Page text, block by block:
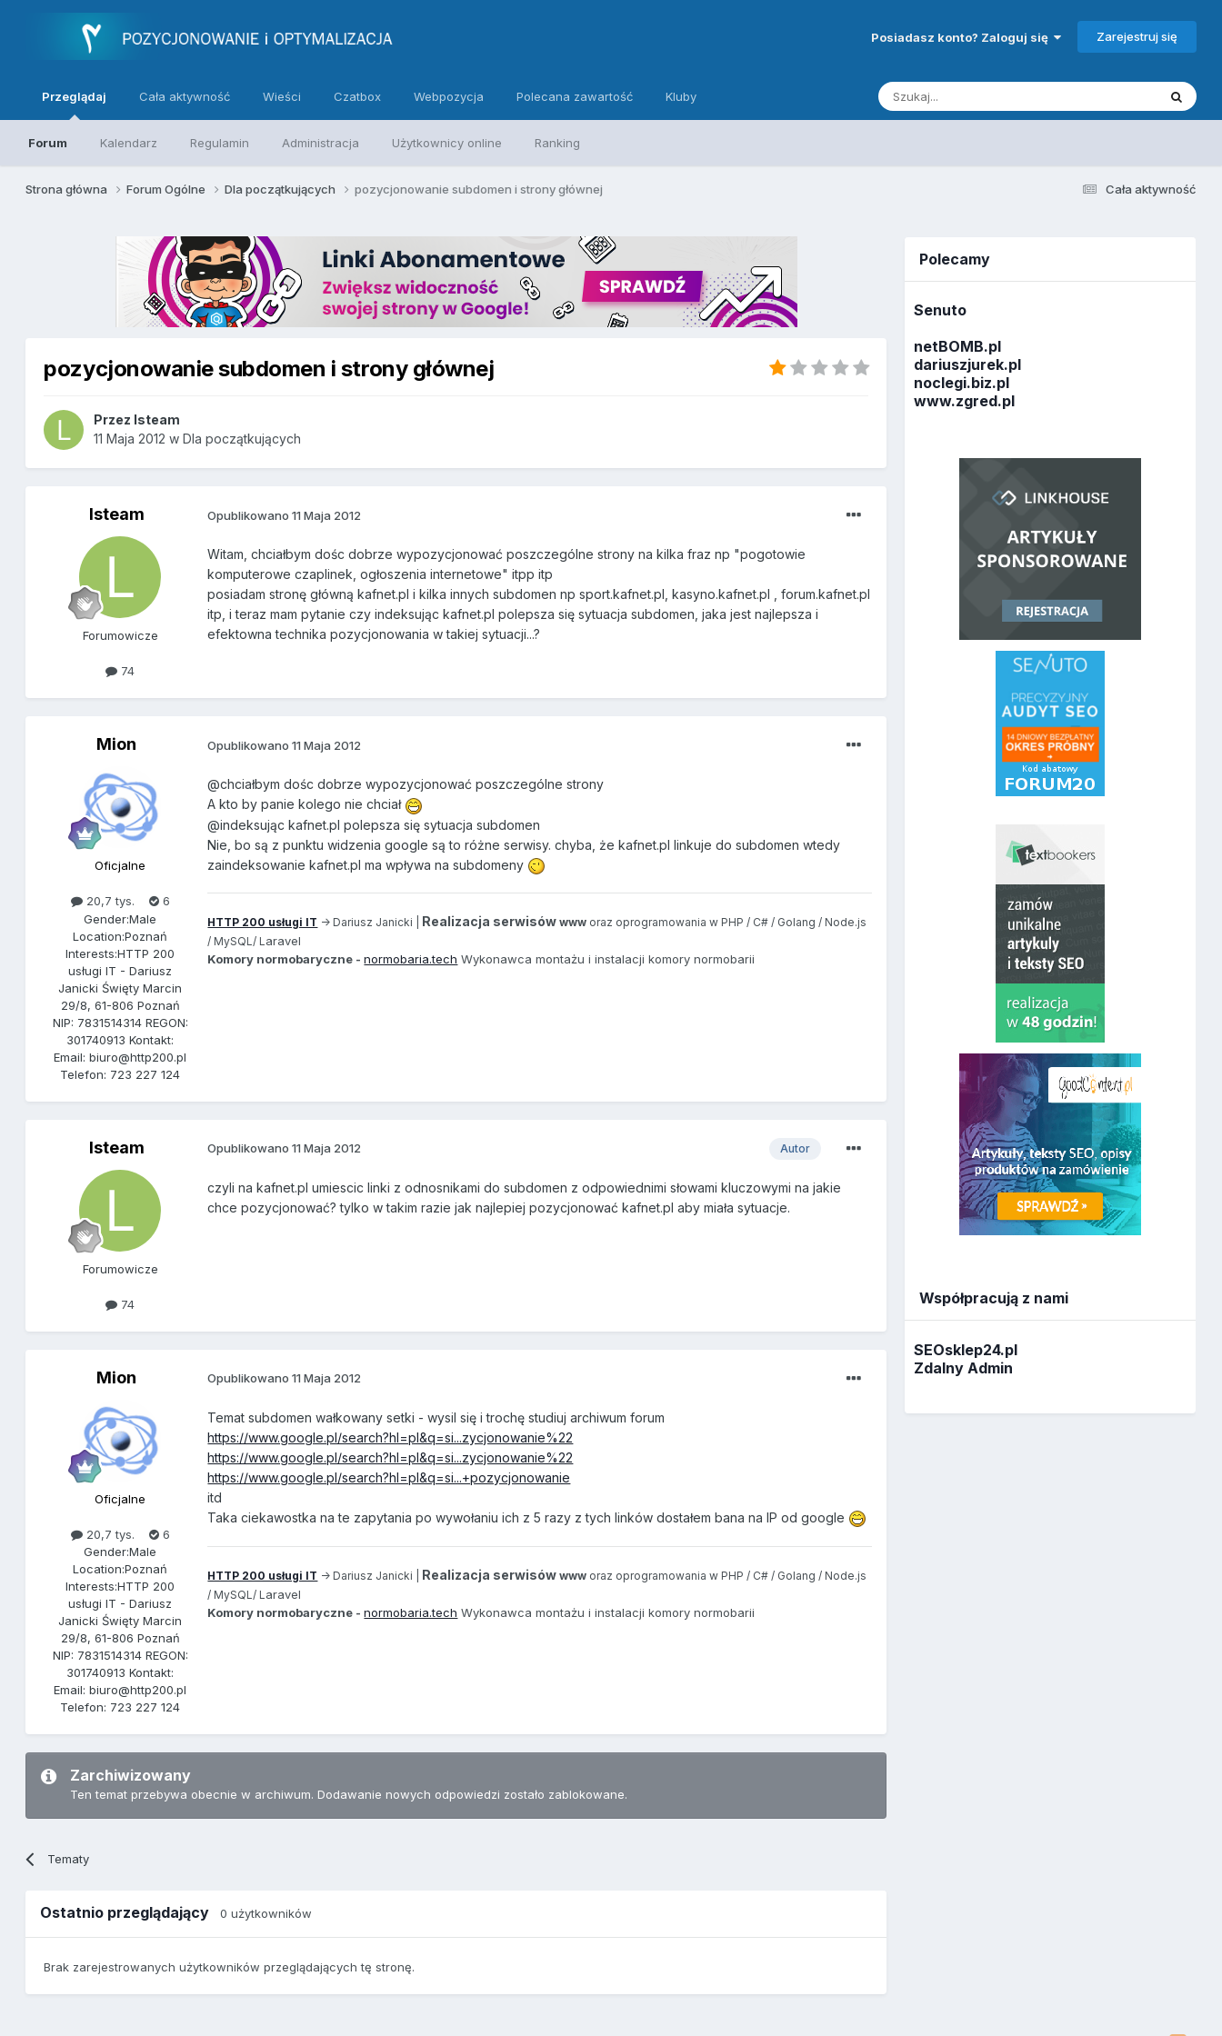
Posiadasz konto? Zaloguj się Zarejestruj się
Przeglądaj
Forum Kalendarz Regulamin Administracja Użytkownicy online Ranking
Cała aktywność Wieści Czatbox Webpozycja Polecana zawartość Kluby
Cała aktywność
Strona główna Forum Ogólne Dla początkujących pozycjonowanie subdomen i strony głównej
pozycjonowanie subdomen i strony głównej
Przez lsteam
11 Maja 2012 wDla początkujących
lsteam
Forumowicze
74
Opublikowano11 Maja 2012
Witam, chciałbym dośc dobrze wypozycjonować poszczególne strony na kilka fraz np "pogotowie
komputerowe czaplinek, ogłoszenia internetowe" itpp itp
posiadam stronę główną kafnet.pl i kilka innych subdomen np sport.kafnet.pl, kasyno.kafnet.pl , forum.kafnet.pl
itp, i teraz mam pytanie czy indeksując kafnet.pl polepsza się sytuacja subdomen, jaka jest najlepsza i
efektowna technika pozycjonowania w takiej sytuacji...?
Mion
Oficjalne
20,7 tys.
6
Gender:Male
Location:Poznań
Interests:HTTP 200
usługi IT - Dariusz
Janicki Święty Marcin
29/8, 61-806 Poznań
NIP: 7831514314 REGON:
301740913 Kontakt:
Email: biuro@http200.pl
Telefon: 723 227 124
Opublikowano11 Maja 2012
@chciałbym dośc dobrze wypozycjonować poszczególne strony
A kto by panie kolego nie chciał
@indeksując kafnet.pl polepsza się sytuacja subdomen
Nie, bo są z punktu widzenia google są to różne serwisy. chyba, że kafnet.pl linkuje do subdomen wtedy
zaindeksowanie kafnet.pl ma wpływa na subdomeny
HTTP 200 usługi IT -> Dariusz Janicki | Realizacja serwisów www oraz oprogramowania w PHP / C# / Golang / Node.js
/ MySQL/ Laravel
Komory normobaryczne -normobaria.tech Wykonawca montażu i instalacji komory normobarii
lsteam
Forumowicze
74
Autor
Opublikowano11 Maja 2012
czyli na kafnet.pl umiescic linki z odnosnikami do subdomen z odpowiednimi słowami kluczowymi na jakie
chce pozycjonować? tylko w takim razie jak najlepiej pozycjonować kafnet.pl aby miała sytuacje.
Mion
Oficjalne
20,7 tys.
6
Gender:Male
Location:Poznań
Interests:HTTP 200
usługi IT - Dariusz
Janicki Święty Marcin
29/8, 61-806 Poznań
NIP: 7831514314 REGON:
301740913 Kontakt:
Email: biuro@http200.pl
Telefon: 723 227 124
Opublikowano11 Maja 2012
Temat subdomen wałkowany setki - wysil się i trochę studiuj archiwum forum
https://www.google.pl/search?hl=pl&q=si...zycjonowanie%22
https://www.google.pl/search?hl=pl&q=si...zycjonowanie%22
https://www.google.pl/search?hl=pl&q=si...+pozycjonowanie
itd
Taka ciekawostka na te zapytania po wywołaniu ich z 5 razy z tych linków dostałem bana na IP od google
HTTP 200 usługi IT -> Dariusz Janicki | Realizacja serwisów www oraz oprogramowania w PHP / C# / Golang / Node.js
/ MySQL/ L aravel
Komory normobaryczne -normobaria.tech Wykonawca montażu i instalacji komory normobarii
Zarchiwizowany
Ten temat przebywa obecnie w archiwum. Dodawanie nowych odpowiedzi zostało zablokowane.
Tematy
Ostatnio przeglądający0 użytkowników
Brak zarejestrowanych użytkowników przeglądających tę stronę.
Polecamy
Senuto
netBOMB.pl
dariuszjurek.pl
noclegi.biz.pl
www.zgred.pl
Współpracują z nami
SEOsklep24.pl
Zdalny Admin